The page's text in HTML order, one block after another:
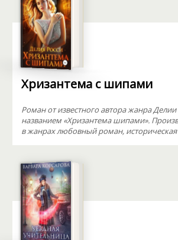
Хризантема с шипами
Роман от известного автора жанра Делии
названием «Хризантема шипами».
в жанрах любовный роман, историческая